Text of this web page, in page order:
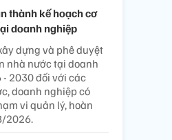
thành kế hoạch cơ
doanh nghiệp
dựng và phê duyệt
nhà nước tại doanh
2030 đối với các
doanh nghiệp có
vi quản lý, hoàn
2026.